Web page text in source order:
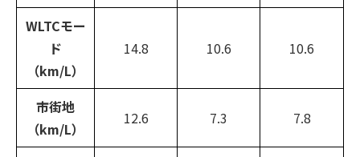
WLTCモー
ド
（km/L）
14.8 10.6 10.6
市街地
（km/L）
12.6 7.3 7.8